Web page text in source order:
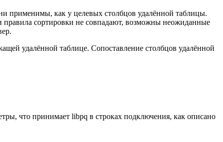
применимы, как у целевых столбцов удалённой таблицы.
правила сортировки не совпадают, возможны неожиданные
удалённой таблице. Сопоставление столбцов удалённой
что принимает libpq в строках подключения, как описано